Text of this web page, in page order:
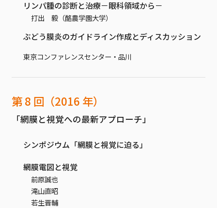
リンパ腫の診断と治療－眼科領域から－
打出 毅（酪農学園大学）
ぶどう膜炎のガイドライン作成とディスカッション
東京コンファレンスセンター・品川
第 8 回（2016 年）
「網膜と視覚への最新アプローチ」
シンポジウム「網膜と視覚に迫る」
網膜電図と視覚
前原誠也
滝山直昭
若生晋輔